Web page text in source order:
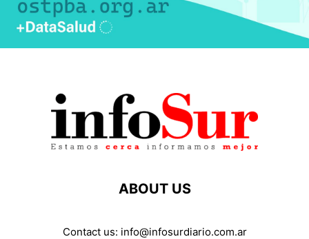
ABOUT US
Contact us: info@infosurdiario.com.ar